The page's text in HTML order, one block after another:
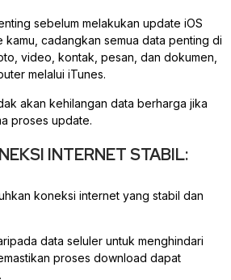
sebelum melakukan update iOS
cadangkan semua data penting di
video, kontak, pesan, dan dokumen,
melalui iTunes.
akan kehilangan data berharga jika
proses update.
INTERNET STABIL:
koneksi internet yang stabil dan
data seluler untuk menghindari
proses download dapat